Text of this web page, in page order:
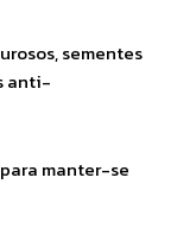
sementes
anti-
manter-se